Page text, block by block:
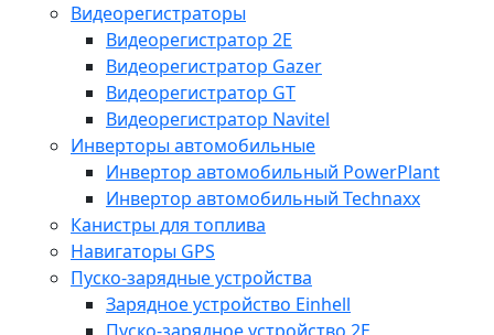
Видеорегистраторы
Видеорегистратор 2E
Видеорегистратор Gazer
Видеорегистратор GT
Видеорегистратор Navitel
Инверторы автомобильные
Инвертор автомобильный PowerPlant
Инвертор автомобильный Technaxx
Канистры для топлива
Навигаторы GPS
Пуско-зарядные устройства
Зарядное устройство Einhell